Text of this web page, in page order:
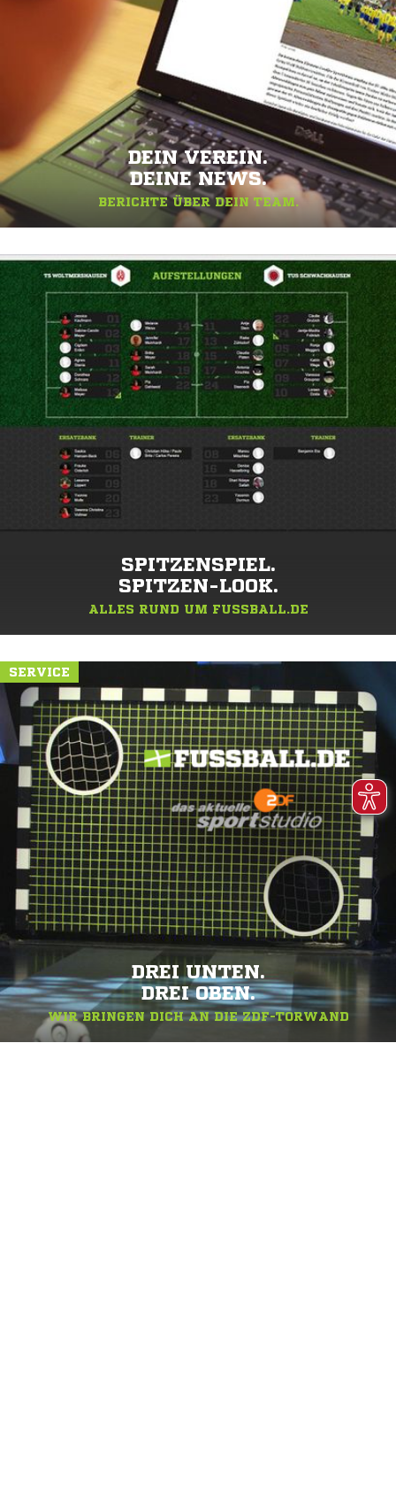
DEIN VEREIN.
DEINE NEWS.
BERICHTE ÜBER DEIN TEAM.
SPITZENSPIEL.
SPITZEN-LOOK.
ALLES RUND UM FUSSBALL.DE
SERVICE
DREI UNTEN.
DREI OBEN.
WIR BRINGEN DICH AN DIE ZDF-TORWAND